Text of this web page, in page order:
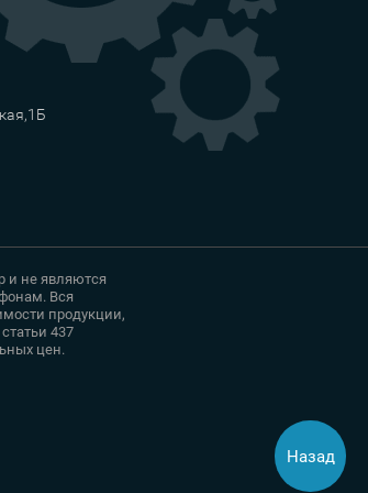
и не являются
Вся
продукции,
437
цен.
Назад